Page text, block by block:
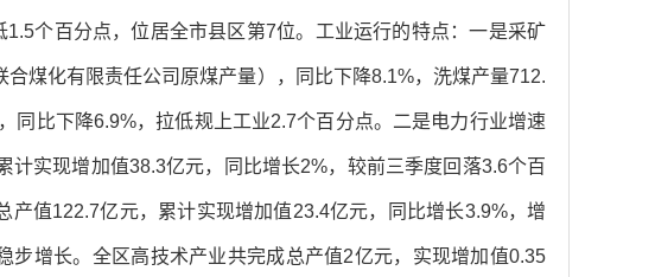
个百分点，位居全市县区第7位。工业运行的特点：一是采矿
煤化有限责任公司原煤产量），同比下降8.1%，洗煤产量712.
同比下降6.9%，拉低规上工业2.7个百分点。二是电力行业增速
实现增加值38.3亿元，同比增长2%，较前三季度回落3.6个百
值122.7亿元，累计实现增加值23.4亿元，同比增长3.9%，增
增长。全区高技术产业共完成总产值2亿元，实现增加值0.35